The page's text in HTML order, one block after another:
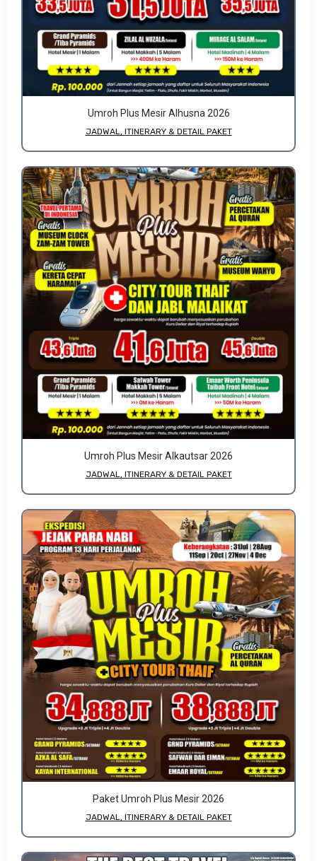
Umroh Plus Mesir Alhusna 2026
JADWAL, ITINERARY & DETAIL PAKET
Umroh Plus Mesir Alkautsar 2026
JADWAL, ITINERARY & DETAIL PAKET
Paket Umroh Plus Mesir 2026
JADWAL, ITINERARY & DETAIL PAKET